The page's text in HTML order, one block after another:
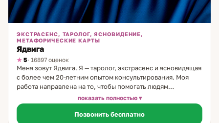
ЭКСТРАСЕНС, ТАРОЛОГ, ЯСНОВИДЕНИЕ,
МЕТАФОРИЧЕСКИЕ КАРТЫ
Ядвига
5· 16897 оценок
Меня зовут Ядвига. Я — таролог, экстрасенс и ясновидящая
с более чем 20-летним опытом консультирования. Моя
работа направлена на то, чтобы помогать людям
разобраться в сложных жизненных ситуациях, особенно
тех, что касаются личных отношений и выбора пути. В
своей практике я использую классические карты Таро,
показать полностью
Позвонить бесплатно